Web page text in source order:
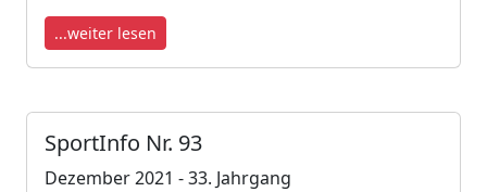
...weiter lesen
SportInfo Nr. 93
Dezember 2021 - 33. Jahrgang